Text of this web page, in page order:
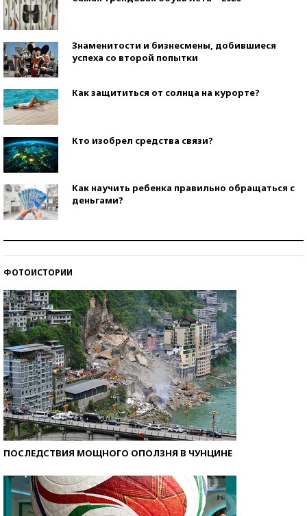
Знаменитости и бизнесмены, добившиеся
успеха со второй попытки
Как защититься от солнца на курорте?
Кто изобрел средства связи?
Как научить ребенка правильно обращаться с
деньгами?
ФОТОИСТОРИИ
ПОСЛЕДСТВИЯ МОЩНОГО ОПОЛЗНЯ В ЧУНЦИНЕ